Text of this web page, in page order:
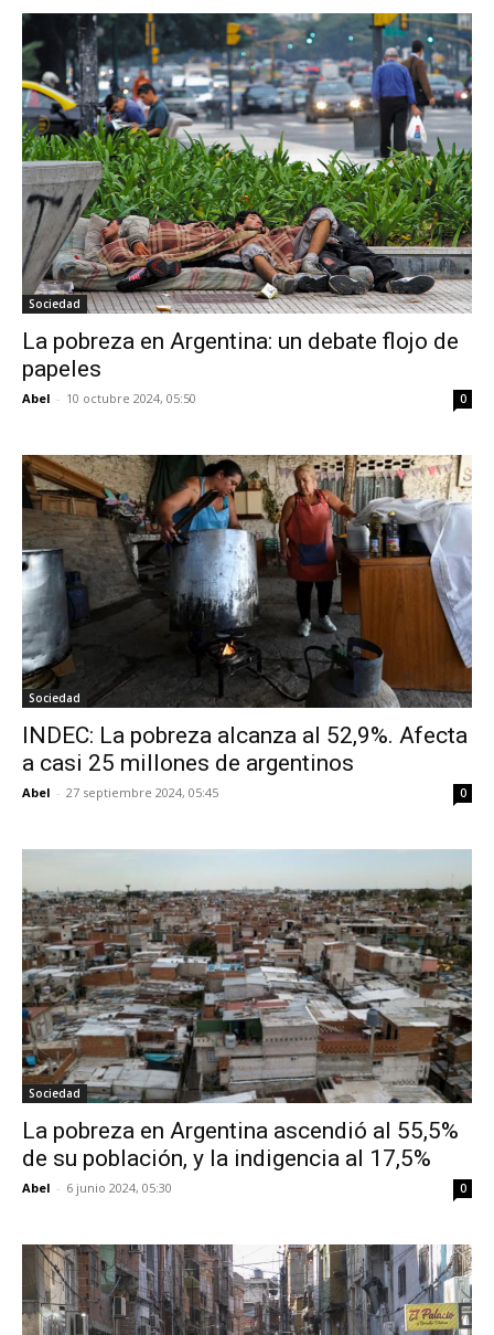
Sociedad
La pobreza en Argentina: un debate flojo de
papeles
Abel - 10 octubre 2024, 05:50 0
Sociedad
INDEC: La pobreza alcanza al 52,9%. Afecta
a casi 25 millones de argentinos
Abel - 27 septiembre 2024, 05:45 0
Sociedad
La pobreza en Argentina ascendió al 55,5%
de su población, y la indigencia al 17,5%
Abel - 6 junio 2024, 05:30 0